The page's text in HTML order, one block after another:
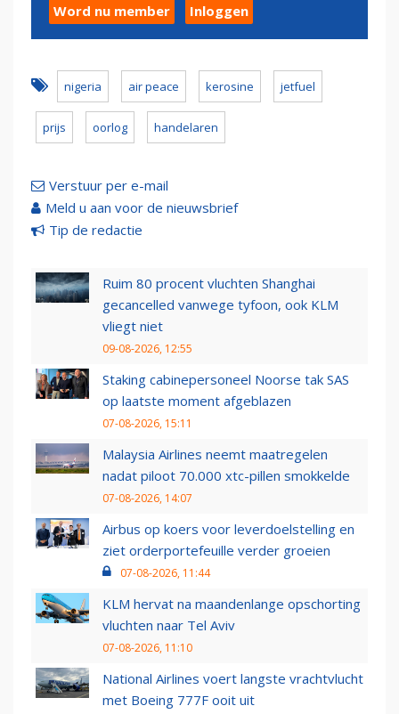
Word nu member Inloggen
nigeria air peace kerosine jetfuel
prijs oorlog handelaren
Verstuur per e-mail
Meld u aan voor de nieuwsbrief
Tip de redactie
Ruim 80 procent vluchten Shanghai
gecancelled vanwege tyfoon, ook KLM
vliegt niet
09-08-2026, 12:55
Staking cabinepersoneel Noorse tak SAS
op laatste moment afgeblazen
07-08-2026, 15:11
Malaysia Airlines neemt maatregelen
nadat piloot 70.000 xtc-pillen smokkelde
07-08-2026, 14:07
Airbus op koers voor leverdoelstelling en
ziet orderportefeuille verder groeien
07-08-2026, 11:44
KLM hervat na maandenlange opschorting
vluchten naar Tel Aviv
07-08-2026, 11:10
National Airlines voert langste vrachtvlucht
met Boeing 777F ooit uit